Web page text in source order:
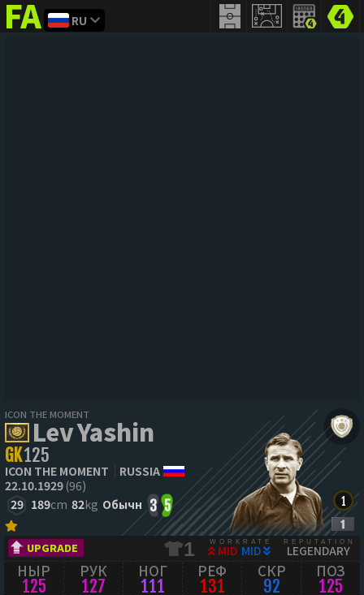
FIFAaddict
RU
ICON THE MOMENT
Lev Yashin
GK125
ICON THE MOMENT
RUSSIA
22.10.1929(96)
29 189cm 82kg Обычн 3 5
UPGRADE 1 WORKRATE
MID MID
REPUTATION
LEGENDARY
НЫР
125
РУК
127
НОГ
111
РЕФ
131
СКР
92
ПОЗ
125